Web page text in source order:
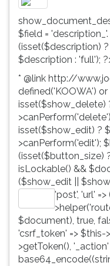
$field = 'description_'.
(isset($description) ?
$description : 'full');
* @link http://
defined('KOOWA')
isset($show_edit) ?
>canPerform('edit');
(isset($button_size)
isLockable() &&
($show_edit ||
'post', 'url'
$document), true,
'csrf_token' =>
>getToken(),